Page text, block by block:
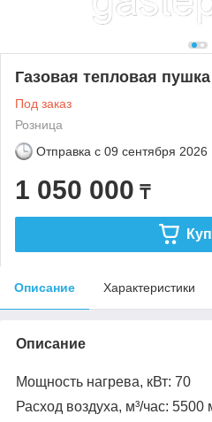
Газовая тепловая
Под заказ
Розница
Отправка с 09 сентября 2026
1 050 000 ₸
Описание Характеристики
Описание
Мощность нагрева, кВт: 70
Расход воздуха, м³/час: 5500